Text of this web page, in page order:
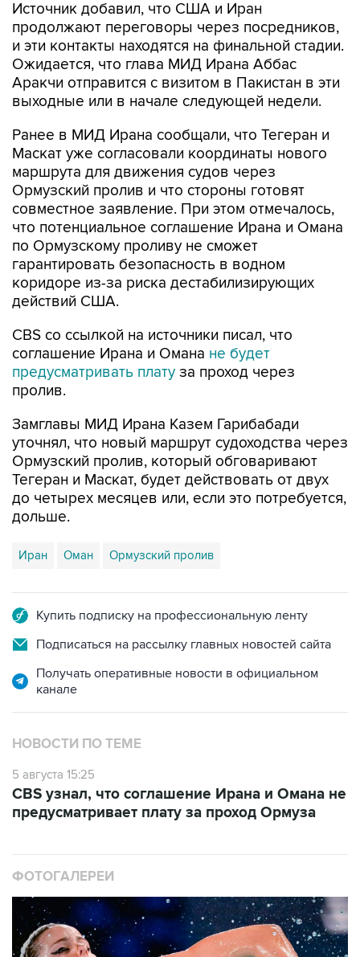
Источник добавил, что США и Иран
продолжают переговоры через посредников,
и эти контакты находятся на финальной стадии.
Ожидается, что глава МИД Ирана Аббас
Аракчи отправится с визитом в Пакистан в эти
выходные или в начале следующей недели.
Ранее в МИД Ирана сообщали, что Тегеран и
Маскат уже согласовали координаты нового
маршрута для движения судов через
Ормузский пролив и что стороны готовят
совместное заявление. При этом отмечалось,
что потенциальное соглашение Ирана и Омана
по Ормузскому проливу не сможет
гарантировать безопасность в водном
коридоре из-за риска дестабилизирующих
действий США.
CBS со ссылкой на источники писал, что
соглашение Ирана и Омана не будет
предусматривать плату за проход через
пролив.
Замглавы МИД Ирана Казем Гарибабади
уточнял, что новый маршрут судоходства через
Ормузский пролив, который обговаривают
Тегеран и Маскат, будет действовать от двух
до четырех месяцев или, если это потребуется,
дольше.
Иран Оман Ормузский пролив
Купить подписку на профессиональную ленту
Подписаться на рассылку главных новостей сайта
Получать оперативные новости в официальном
канале
НОВОСТИ ПО ТЕМЕ
5 августа 15:25
CBS узнал, что соглашение Ирана и Омана не
предусматривает плату за проход Ормуза
ФОТОГАЛЕРЕИ